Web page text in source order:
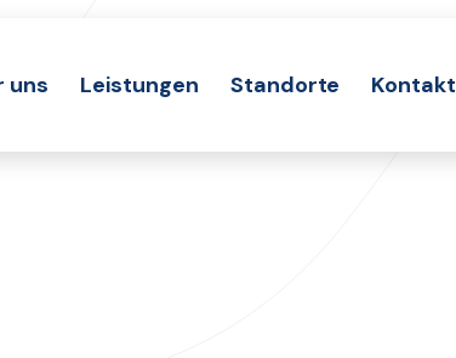
uns Leistungen Standorte Kontakt